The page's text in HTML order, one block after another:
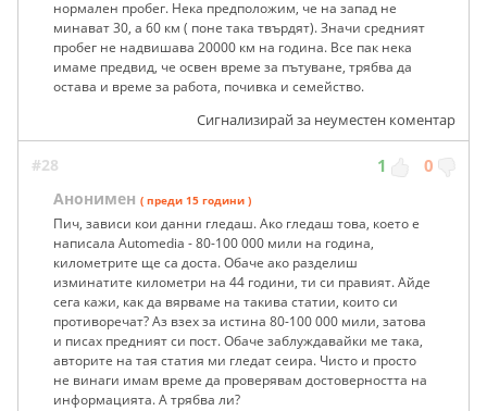
нормален пробег. Нека предположим, че на запад не
минават 30, а 60 км ( поне така твърдят). Значи средният
пробег не надвишава 20000 км на година. Все пак нека
имаме предвид, че освен време за пътуване, трябва да
остава и време за работа, почивка и семейство.
Сигнализирай за неуместен коментар
#28 1 0
Анонимен ( преди 15 години )
Пич, зависи кои данни гледаш. Ако гледаш това, което е
написала Automedia - 80-100 000 мили на година,
километрите ще са доста. Обаче ако разделиш
изминатите километри на 44 години, ти си правият. Айде
сега кажи, как да вярваме на такива статии, които си
противоречат? Аз взех за истина 80-100 000 мили, затова
и писах предният си пост. Обаче заблуждавайки ме така,
авторите на тая статия ми гледат сеира. Чисто и просто
не винаги имам време да проверявам достоверността на
информацията. А трябва ли?